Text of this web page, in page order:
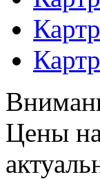
Цены